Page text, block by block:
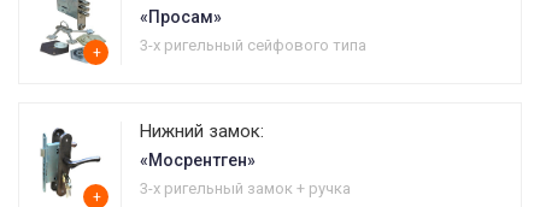
+
«Просам»
3-х ригельный сейфового типа
+
Нижний замок:
«Мосрентген»
3-х ригельный замок + ручка